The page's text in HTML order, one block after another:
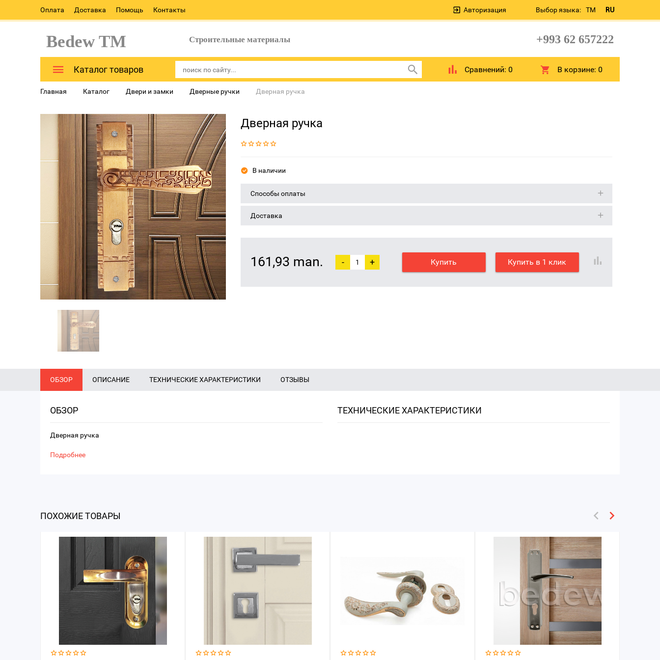
Оплата Доставка Помощь Контакты Выбор языка: TM RU
Авторизация
Bedew TM Строительные материалы +993 62 657222
Каталог товаров Сравнений: 0 В корзине:0
Главная Каталог Двери и замки Дверные ручки Дверная ручка
Дверная ручка
В наличии
Способы оплаты
Доставка
161,93 man. - + Купить Купить в 1 клик
ОБЗОР ОПИСАНИЕ ТЕХНИЧЕСКИЕ ХАРАКТЕРИСТИКИ ОТЗЫВЫ
ОБЗОР
Дверная ручка
Подробнее
ТЕХНИЧЕСКИЕ ХАРАКТЕРИСТИКИ
ПОХОЖИЕ ТОВАРЫ